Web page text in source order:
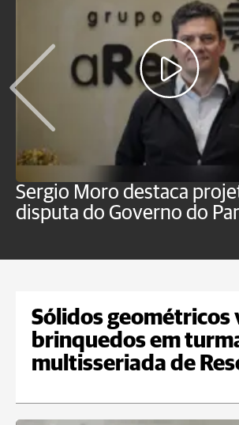
Sergio Moro destaca
disputa do Governo do
Sólidos geométricos
brinquedos em
multisseriada de